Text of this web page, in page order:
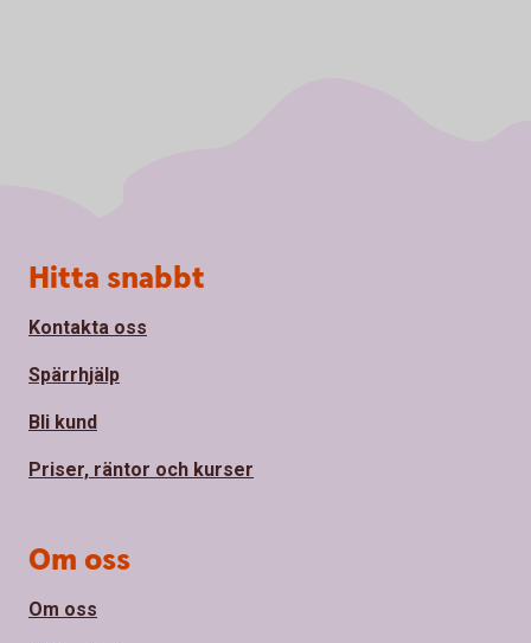
Sidfot
Hitta snabbt
Kontakta oss
Spärrhjälp
Bli kund
Priser, räntor och kurser
Om oss
Om oss